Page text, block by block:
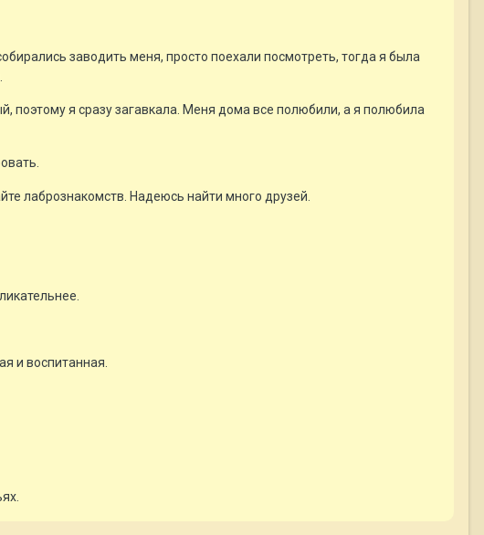
заводить меня, просто поехали посмотреть, тогда я была
поэтому я сразу загавкала. Меня дома все полюбили, а я полюбила
лабрознакомств. Надеюсь найти много друзей.
и воспитанная.